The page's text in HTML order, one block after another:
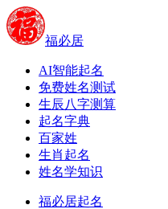
福必居
AI智能起名
免费姓名测试
生辰八字测算
起名字典
百家姓
生肖起名
姓名学知识
福必居起名